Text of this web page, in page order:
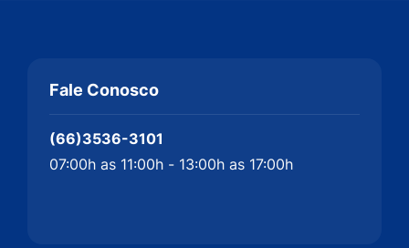
Fale Conosco
(66)3536-3101
07:00h as 11:00h - 13:00h as 17:00h